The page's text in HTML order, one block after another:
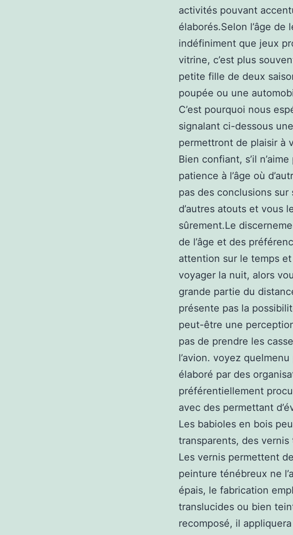
activités pouvant
élaborés.Selon l’âge
indéfiniment que jeux
vitrine, c’est plus
petite fille de deux
poupée ou une
C’est pourquoi nous
signalant ci-dessous
permettront de plaisir à
Bien confiant, s’il
patience à l’âge où
pas des conclusions
d’autres atouts et vous
sûrement.Le
de l’âge et des
attention sur le temps
voyager la nuit, alors
grande partie du
présente pas la
peut-être une
pas de prendre les
l’avion. voyez
élaboré par des
préférentiellement
avec des permettant
Les babioles en bois
transparents, des vernis
Les vernis permettent
peinture ténébreux ne
épais, le fabrication
translucides ou bien
recomposé, il